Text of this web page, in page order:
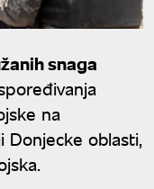
snaga
na
oblasti,